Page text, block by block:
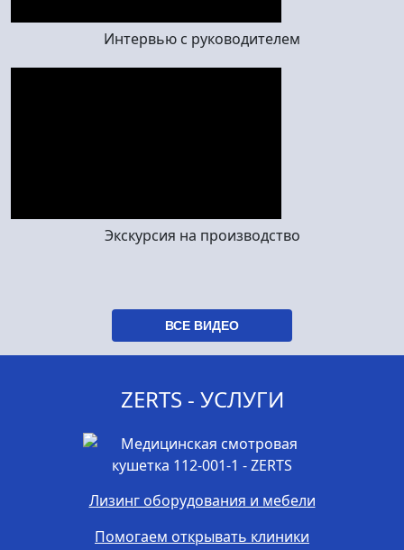
Интервью с руководителем
Экскурсия на производство
ВСЕ ВИДЕО
ZERTS - УСЛУГИ
Лизинг оборудования и мебели
Помогаем открывать клиники